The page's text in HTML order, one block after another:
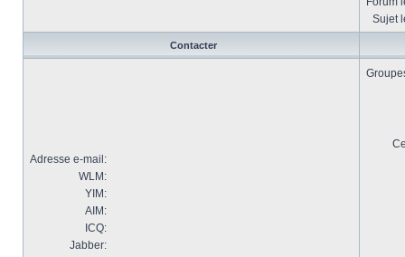
Sujet
Contacter
Adresse e-mail:
WLM:
YIM:
AIM:
ICQ:
Jabber: